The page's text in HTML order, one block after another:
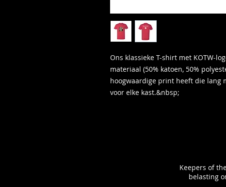
Ons klassieke T-shirt met KOTW-
materiaal (50% katoen, 50%
hoogwaardige print heeft die lang
voor elke kast.&nbsp;
Keepers of
belasting